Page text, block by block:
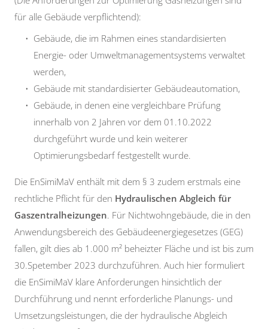
für alle Gebäude verpflichtend):
Gebäude, die im Rahmen eines standardisierten
Energie- oder Umweltmanagementsystems verwaltet
werden,
Gebäude mit standardisierter Gebäudeautomation,
Gebäude, in denen eine vergleichbare Prüfung
innerhalb von 2 Jahren vor dem 01.10.2022
durchgeführt wurde und kein weiterer
Optimierungsbedarf festgestellt wurde.
Die EnSimiMaV enthält mit dem § 3 zudem erstmals eine
rechtliche Pflicht für den Hydraulischen Abgleich für
Gaszentralheizungen. Für Nichtwohngebäude, die in den
Anwendungsbereich des Gebäudeenergiegesetzes (GEG)
fallen, gilt dies ab 1.000 m² beheizter Fläche und ist bis zum
30.Spetember 2023 durchzuführen. Auch hier formuliert
die EnSimiMaV klare Anforderungen hinsichtlich der
Durchführung und nennt erforderliche Planungs- und
Umsetzungsleistungen, die der hydraulische Abgleich